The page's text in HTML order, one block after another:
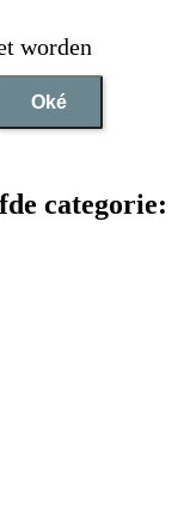
worden
Oké
categorie: